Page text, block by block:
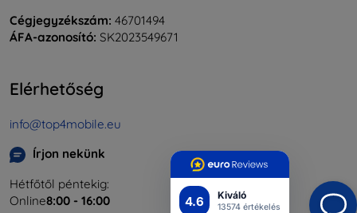
4.6 Kiváló
13574 értékelés
Cégjegyzékszám: 46701494
ÁFA-azonosító: SK2023549671
Elérhetőség
info@top4mobile.eu
Írjon nekünk
Hétfőtől péntekig:
Online8:00 - 16:00